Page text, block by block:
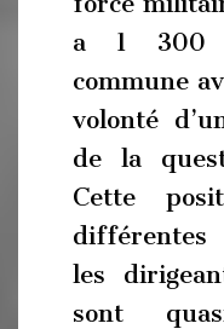
a 1 300
commune
volonté
de la
Cette
différentes
les
sont